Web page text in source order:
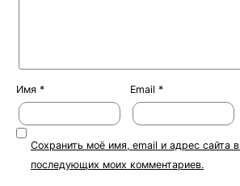
Имя * Email *
Сохранить моё имя, email и адрес сайта
последующих моих комментариев.